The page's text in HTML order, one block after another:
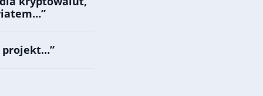
projekt…”